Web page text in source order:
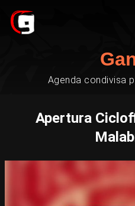
Agenda condivisa
Apertura